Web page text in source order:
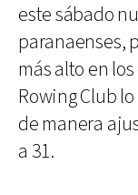
este sábado
paranaenses,
más alto en
Rowing Club
de manera
a 31.